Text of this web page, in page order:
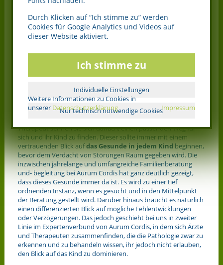
All zu oft gibt ansonsten diese Andersartigkeit der Kinder, die
ihrem der gängigen Norm entsprechenden
“Funktionieren”entgegensteht, Anlass für unter Umständen
vorschnelle AD(H)S und andere Diagnosen, die den Eltern zwar
gleichzeitig Wegbereiter einer fatalen Entwicklung sind. Diese
Diagnosen bedeuten Festschreibungen für das Kind . Sie
vertraut als seinem inneren Empfinden zu sich selbst.
Immer mehr Eltern jedoch misstrauen dieser Entwicklung. Nach
Therapeut sehnen sie sich danach, einen passenden Weg für
sich und ihr Kind zu finden. Dieser sollte immer mit einem
vertrauenden Blick aufdas Gesunde in jedem Kindbeginnen,
bevor dem Verdacht von Störungen Raum gegeben wird. Die
inzwischen jahrelange und umfangreiche Familienberatung
und- begleitung bei Aurum Cordis hat ganz deutlich gezeigt,
dass dieses Gesunde immer da ist. Es wird zu einer tief
ordnenden Instanz, wenn es gesucht und in den Mittelpunkt
der Beratung gestellt wird. Darüber hinaus braucht es natürlich
einen differenzierten Blick auf mögliche Fehlentwicklungen
oder Verzögerungen. Das jedoch geschieht bei uns in zweiter
Linie im Expertenverbund von Aurum Cordis, in dem sich Ärzte
und Therapeuten zusammenfinden, die die Pathologie zwar zu
erkennen und zu behandeln wissen, ihr jedoch nicht erlauben,
den Blick auf das Kind zu dominieren.
Durch Klicken auf “Ich stimme zu” werden
Cookies für Google Analytics und Videos auf
dieser Website aktiviert.
Ich stimme zu
Individuelle Einstellungen
Nur technisch notwendige Cookies
Weitere Informationen zu Cookies in
unserer Datenschutzerklärung Impressum